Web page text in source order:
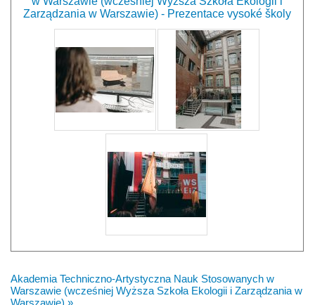
Zarządzania w Warszawie) - Prezentace vysoké školy
Akademia Techniczno-Artystyczna Nauk Stosowanych w
Warszawie (wcześniej Wyższa Szkoła Ekologii i Zarządzania w
Warszawie) »